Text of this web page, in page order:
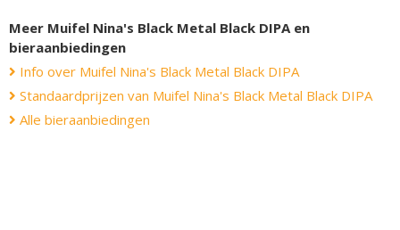
Meer Muifel Nina's Black Metal Black DIPA en
bieraanbiedingen
Info over Muifel Nina's Black Metal Black DIPA
Standaardprijzen van Muifel Nina's Black Metal Black DIPA
Alle bieraanbiedingen